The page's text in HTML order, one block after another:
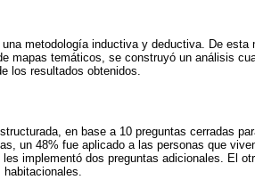
metodología inductiva y deductiva. De esta
mapas temáticos, se construyó un análisis
los resultados obtenidos.
en base a 10 preguntas cerradas
un 48% fue aplicado a las personas que
implementó dos preguntas adicionales. El